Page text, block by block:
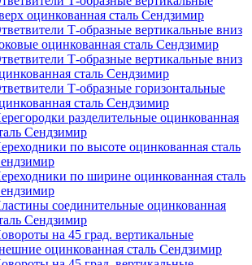
оцинкованная сталь Сендзимир
Т-образные вертикальные вниз
оцинкованная сталь Сендзимир
Т-образные вертикальные вниз
сталь Сендзимир
Т-образные горизонтальные
сталь Сендзимир
разделительные оцинкованная
Сендзимир
по высоте оцинкованная сталь
по ширине оцинкованная сталь
соединительные оцинкованная
Сендзимир
на 45 град. вертикальные
оцинкованная сталь Сендзимир